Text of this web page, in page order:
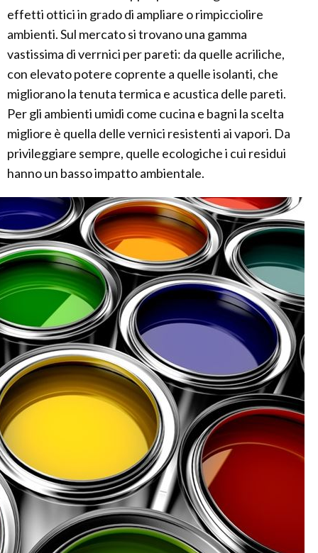
effetti ottici in grado di ampliare o rimpicciolire
ambienti. Sul mercato si trovano una gamma
vastissima di verrnici per pareti: da quelle acriliche,
con elevato potere coprente a quelle isolanti, che
migliorano la tenuta termica e acustica delle pareti.
Per gli ambienti umidi come cucina e bagni la scelta
migliore è quella delle vernici resistenti ai vapori. Da
privileggiare sempre, quelle ecologiche i cui residui
hanno un basso impatto ambientale.